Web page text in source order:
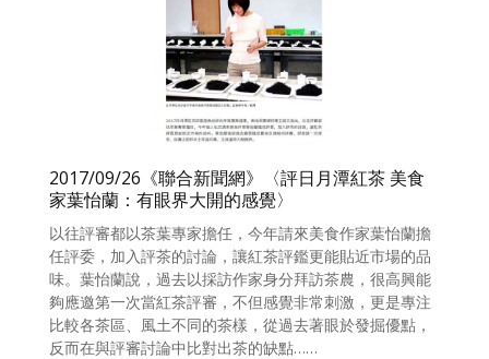
2017/09/26《聯合新聞網》〈評日月潭紅茶 美食
家葉怡蘭：有眼界大開的感覺〉
以往評審都以茶葉專家擔任，今年請來美食作家葉怡蘭擔
任評委，加入評茶的討論，讓紅茶評鑑更能貼近市場的品
味。葉怡蘭說，過去以採訪作家身分拜訪茶農，很高興能
夠應邀第一次當紅茶評審，不但感覺非常刺激，更是專注
比較各茶區、風土不同的茶樣，從過去著眼於發掘優點，
反而在與評審討論中比對出茶的缺點……